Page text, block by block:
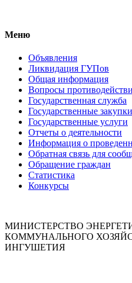
Меню
Объявления
Ликвидация ГУПов
Общая информация
Вопросы
Государственная служба
Государственные закупки
Государственные услуги
Отчеты о деятельности
Информация о
Обратная связь для
Обращение граждан
Статистика
Конкурсы
МИНИСТЕРСТВО
КОММУНАЛЬНОГО
ИНГУШЕТИЯ